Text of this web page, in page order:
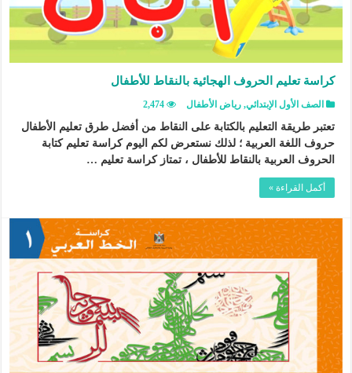
كراسة تعليم الحروف الهجائية بالنقاط للأطفال
الصف الأول الإبتدائي,رياض الأطفال 2,474
تعتبر طريقة التعليم بالكتابة على النقاط من أفضل طرق تعليم الأطفال
حروف اللغة العربية ؛ لذلك نستعرض لكم اليوم كراسة تعليم كتابة
الحروف العربية بالنقاط للأطفال ، تمتاز كراسة تعليم …
أكمل القراءة »